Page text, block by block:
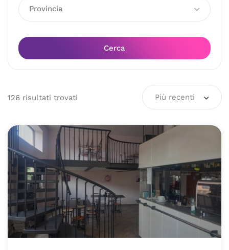
Provincia
Cerca
126 risultati trovati Più recenti